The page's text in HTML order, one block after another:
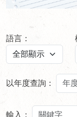
語言：
以年度查詢：
輸入：